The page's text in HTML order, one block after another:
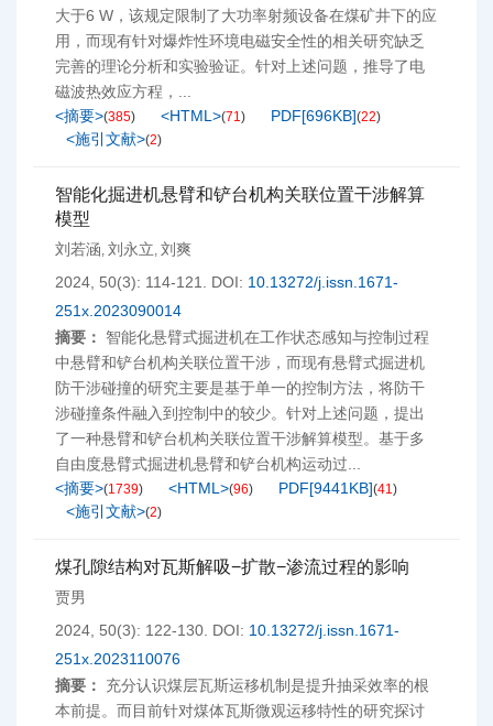
大于6 W，该规定限制了大功率射频设备在煤矿井下的应
用，而现有针对爆炸性环境电磁安全性的相关研究缺乏
完善的理论分析和实验验证。针对上述问题，推导了电
磁波热效应方程，...
<摘要>(385) <HTML>(71) PDF[696KB](22)
<施引文献>(2)
智能化掘进机悬臂和铲台机构关联位置干涉解算
模型
刘若涵, 刘永立, 刘爽
2024, 50(3): 114-121.
DOI: 10.13272/j.issn.1671-
251x.2023090014
摘要：
智能化悬臂式掘进机在工作状态感知与控制过程
中悬臂和铲台机构关联位置干涉，而现有悬臂式掘进机
防干涉碰撞的研究主要是基于单一的控制方法，将防干
涉碰撞条件融入到控制中的较少。针对上述问题，提出
了一种悬臂和铲台机构关联位置干涉解算模型。基于多
自由度悬臂式掘进机悬臂和铲台机构运动过...
<摘要>(1739) <HTML>(96) PDF[9441KB](41)
<施引文献>(2)
煤孔隙结构对瓦斯解吸−扩散−渗流过程的影响
贾男
2024, 50(3): 122-130. DOI: 10.13272/j.issn.1671-
251x.2023110076
摘要：
充分认识煤层瓦斯运移机制是提升抽采效率的根
本前提。而目前针对煤体瓦斯微观运移特性的研究探讨